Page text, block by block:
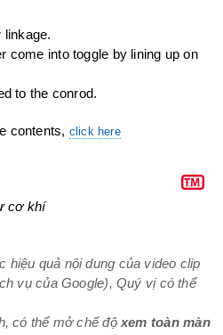
linkage.
come into toggle by lining up on
to the conrod.
contents, click here
cơ khí
hiệu quả nội dung của video clip
vụ của Google), Quý vị có thể
có thể mở chế độ xem toàn màn